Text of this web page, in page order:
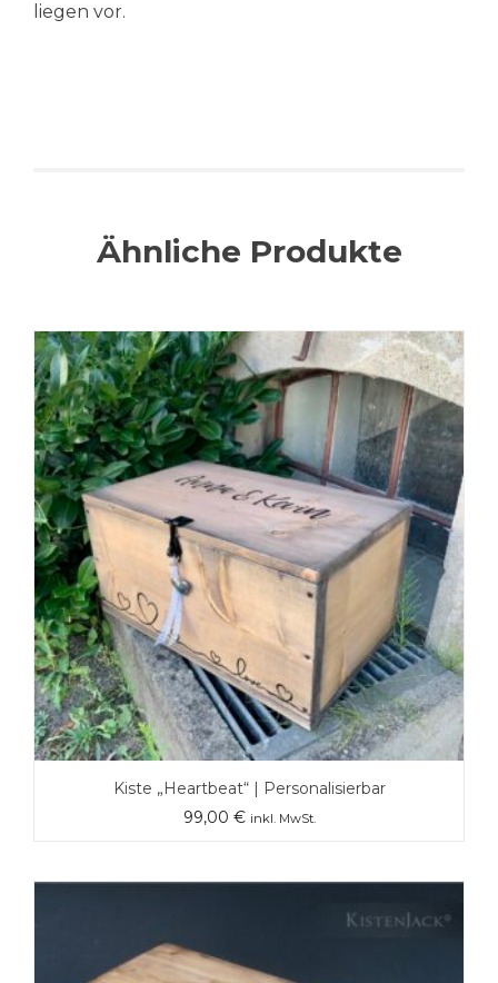
liegen vor.
Ähnliche Produkte
Kiste „Heartbeat“ | Personalisierbar
99,00 € inkl. MwSt.